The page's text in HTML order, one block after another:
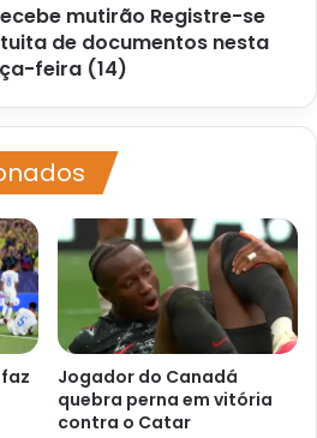
mutirão Registre-se
de documentos nesta
feira (14)
Jogador do Canadá
quebra perna em vitória
contra o Catar